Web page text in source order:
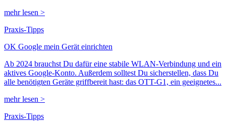
mehr lesen >
Praxis-Tipps
OK Google mein Gerät einrichten
Ab 2024 brauchst Du dafür eine stabile WLAN-Verbindung und ein
aktives Google-Konto. Außerdem solltest Du sicherstellen, dass Du
alle benötigten Geräte griffbereit hast: das OTT-G1, ein geeignetes...
mehr lesen >
Praxis-Tipps